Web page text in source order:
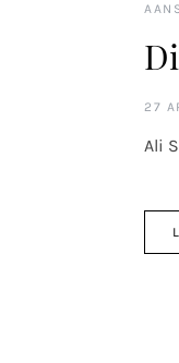
27
Ali